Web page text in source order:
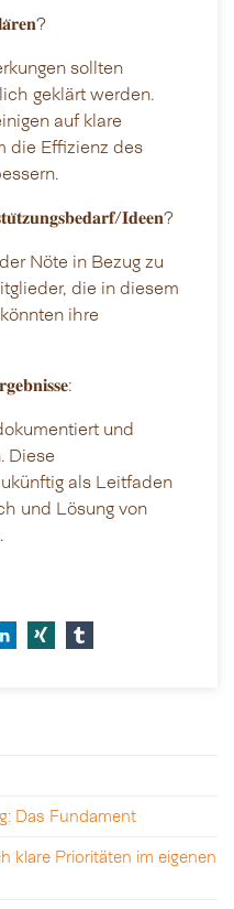
sollten
geklärt werden.
auf klare
die Effizienz des
𝐈𝐝𝐞𝐞𝐧?
Nöte in Bezug zu
die in diesem
ihre
und
Diese
als Leitfaden
und Lösung von
Das Fundament
klare Prioritäten im eigenen